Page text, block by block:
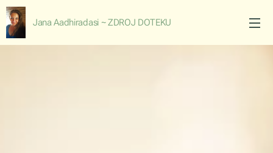
Jana Aadhiradasi ~ ZDROJ DOTEKU